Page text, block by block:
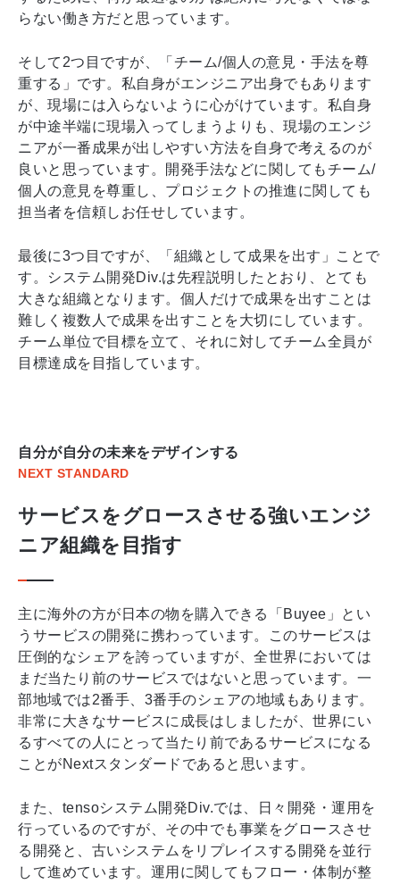
らない働き方だと思っています。
そして2つ目ですが、「チーム/個人の意見・手法を尊
重する」です。私自身がエンジニア出身でもあります
が、現場には入らないように心がけています。私自身
が中途半端に現場入ってしまうよりも、現場のエンジ
ニアが一番成果が出しやすい方法を自身で考えるのが
良いと思っています。開発手法などに関してもチーム/
個人の意見を尊重し、プロジェクトの推進に関しても
担当者を信頼しお任せしています。
最後に3つ目ですが、「組織として成果を出す」ことで
す。システム開発Div.は先程説明したとおり、とても
大きな組織となります。個人だけで成果を出すことは
難しく複数人で成果を出すことを大切にしています。
チーム単位で目標を立て、それに対してチーム全員が
目標達成を目指しています。
自分が自分の未来をデザインする
NEXT STANDARD
サービスをグロースさせる強いエンジ
ニア組織を目指す
主に海外の方が日本の物を購入できる「Buyee」とい
うサービスの開発に携わっています。このサービスは
圧倒的なシェアを誇っていますが、全世界においては
まだ当たり前のサービスではないと思っています。一
部地域では2番手、3番手のシェアの地域もあります。
非常に大きなサービスに成長はしましたが、世界にい
るすべての人にとって当たり前であるサービスになる
ことがNextスタンダードであると思います。
また、tensoシステム開発Div.では、日々開発・運用を
行っているのですが、その中でも事業をグロースさせ
る開発と、古いシステムをリプレイスする開発を並行
して進めています。運用に関してもフロー・体制が整